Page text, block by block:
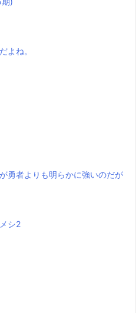
よね。
勇者よりも明らかに強いのだが
シ2